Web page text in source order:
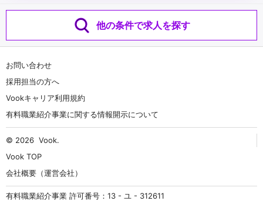
他の条件で求人を探す
お問い合わせ
採用担当の方へ
Vookキャリア利用規約
有料職業紹介事業に関する情報開示について
© 2026 Vook.
Vook TOP
会社概要（運営会社）
有料職業紹介事業 許可番号：13 - ユ - 312611